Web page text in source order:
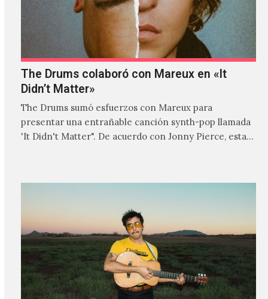
The Drums colaboró con Mareux en «It
Didn’t Matter»
The Drums sumó esfuerzos con Mareux para
presentar una entrañable canción synth-pop llamada
'It Didn't Matter". De acuerdo con Jonny Pierce, esta